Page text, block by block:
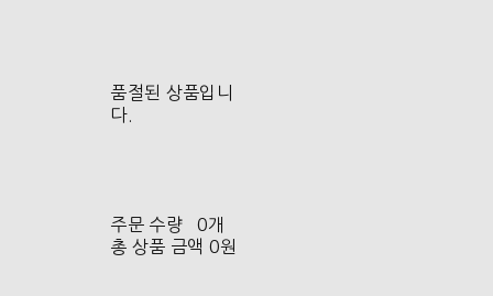
품절된 상품입니
다.
주문 수량
0개
총 상품 금액 0원